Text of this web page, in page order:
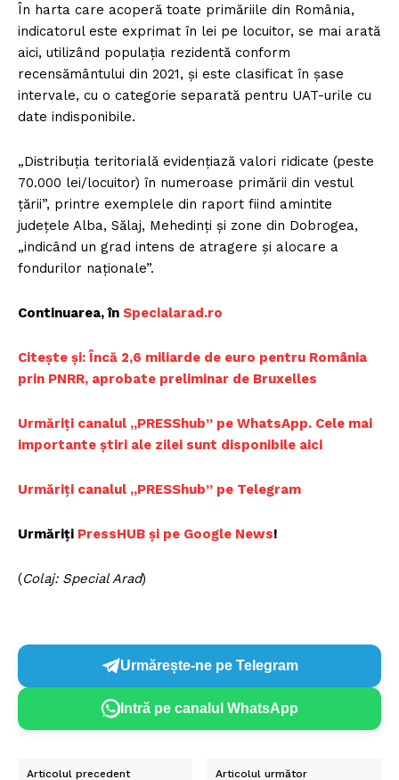
În harta care acoperă toate primăriile din România,
indicatorul este exprimat în lei pe locuitor, se mai arată
aici, utilizând populația rezidentă conform
recensământului din 2021, și este clasificat în șase
intervale, cu o categorie separată pentru UAT-urile cu
date indisponibile.
„Distribuția teritorială evidențiază valori ridicate (peste
70.000 lei/locuitor) în numeroase primării din vestul
țării”, printre exemplele din raport fiind amintite
județele Alba, Sălaj, Mehedinți și zone din Dobrogea,
„indicând un grad intens de atragere și alocare a
fondurilor naționale”.
Continuarea, în Specialarad.ro
Citește și: Încă 2,6 miliarde de euro pentru România
prin PNRR, aprobate preliminar de Bruxelles
Urmăriți canalul „PRESShub” pe WhatsApp. Cele mai
importante știri ale zilei sunt disponibile aici
Urmăriți canalul „PRESShub” pe Telegram
Urmăriți PressHUB și pe Google News!
(Colaj: Special Arad)
Urmărește-ne pe Telegram
Intră pe canalul WhatsApp
Articolul precedent Articolul următor